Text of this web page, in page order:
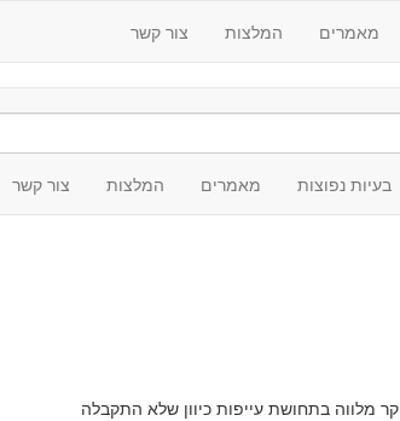
מאמרים המלצות צור קשר
בעיות נפוצות מאמרים המלצות צור קשר
מלווה בתחושת עייפות כיוון שלא התקבלה